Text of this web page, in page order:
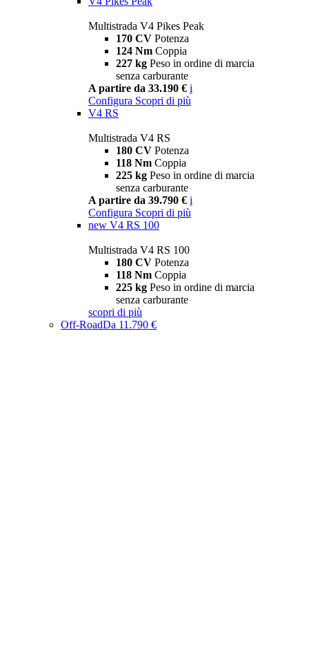
Multistrada V4 Pikes Peak
170 CV Potenza
124 Nm Coppia
227 kg Peso in ordine di marcia
senza carburante
A partire da 33.190 € i
Configura Scopri di più
V4 RS
Multistrada V4 RS
180 CV Potenza
118 Nm Coppia
225 kg Peso in ordine di marcia
senza carburante
A partire da 39.790 € i
Configura Scopri di più
new V4 RS 100
Multistrada V4 RS 100
180 CV Potenza
118 Nm Coppia
225 kg Peso in ordine di marcia
senza carburante
scopri di più
Off-RoadDa 11.790 €